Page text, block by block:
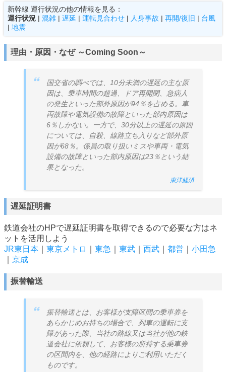
新幹線 運行状況の他の情報を見る：
運行状況 | 混雑 | 遅延 | 運転見合わせ | 人身事故 | 再開/復旧 | 台風
| 地震
理由・原因・なぜ ～Coming Soon～
国交省の調べでは、10分未満の遅延の主な原
因は、乗車時間の超過、ドア再開閉、急病人
の発生といった部外原因が94％を占める。車
両故障や電気設備の故障といった部内原因は
6％しかない。一方で、30分以上の遅延の原因
については、自殺、線路立ち入りなど部外原
因が68％。係員の取り扱いミスや車両・電気
設備の故障といった部内原因は23％という結
果となった。
東洋経済
遅延証明書
鉄道会社のHPで遅延証明書を取得できるので必要な方はネ
ットを活用しよう
JR東日本
東京メトロ 東急 東武 西武 都営
小田急
京成
振替輸送
振替輸送とは、お客様が支障区間の乗車券を
あらかじめお持ちの場合で、列車の運転に支
障があった際、当社の路線又は当社が他の鉄
道会社に依頼して、お客様の所持する乗車券
の区間内を、他の経路によりご利用いただく
ものです。